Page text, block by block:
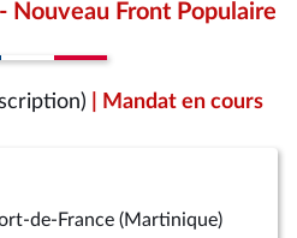
Nouveau Front Populaire
| Mandat en cours
de-France (Martinique)